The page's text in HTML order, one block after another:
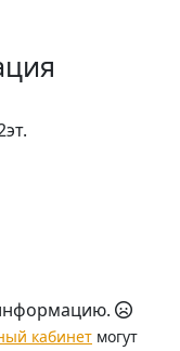
кабинет могут